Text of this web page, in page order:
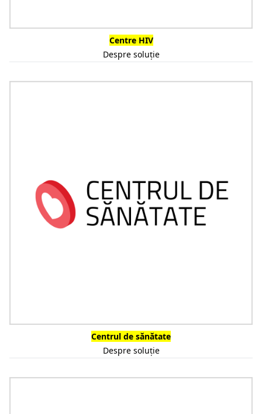
Centre HIV
Despre soluție
Centrul de sănătate
Despre soluție